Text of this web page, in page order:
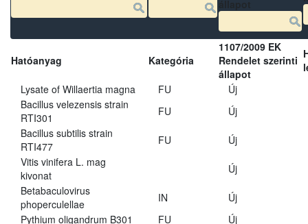
Hatóanyag Kategória
1107/2009 EK
Rendelet szerinti
állapot
Lysate of Willaertia magna
FU
Új
Bacillus velezensis strain
RTI301
FU
Új
Bacillus subtilis strain
RTI477
FU
Új
Vitis vinifera L. mag
kivonat
Új
Betabaculovirus
phoperculellae
IN
Új
Pythium oligandrum B301
FU
Új